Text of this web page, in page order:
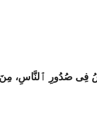
فِى صُدُورِ ٱلنَّاسِ، مِنَ